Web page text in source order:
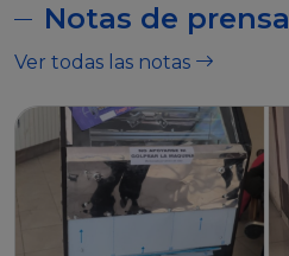
Notas de prensa
Ver todas las notas